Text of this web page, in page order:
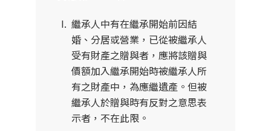
繼承人中有在繼承開始前因結
婚、分居或營業，已從被繼承人
受有財產之贈與者，應將該贈與
價額加入繼承開始時被繼承人所
有之財產中，為應繼遺產。但被
繼承人於贈與時有反對之意思表
示者，不在此限。